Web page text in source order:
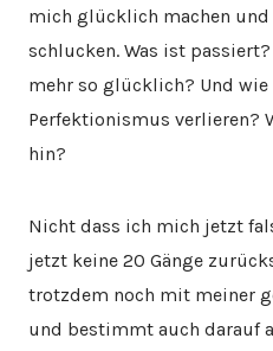
mich glücklich machen
schlucken. Was ist
mehr so glücklich? Und
Perfektionismus verlieren?
hin?
Nicht dass ich mich jetzt
jetzt keine 20 Gänge
trotzdem noch mit meiner
und bestimmt auch darauf